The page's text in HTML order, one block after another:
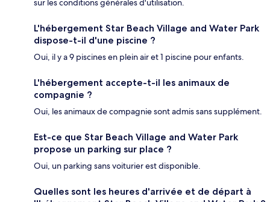
sur les conditions générales d'utilisation.
L'hébergement Star Beach Village and Water Park
dispose-t-il d'une piscine ?
Oui, il y a 9 piscines en plein air et 1 piscine pour enfants.
L'hébergement accepte-t-il les animaux de
compagnie ?
Oui, les animaux de compagnie sont admis sans supplément.
Est-ce que Star Beach Village and Water Park
propose un parking sur place ?
Oui, un parking sans voiturier est disponible.
Quelles sont les heures d'arrivée et de départ à